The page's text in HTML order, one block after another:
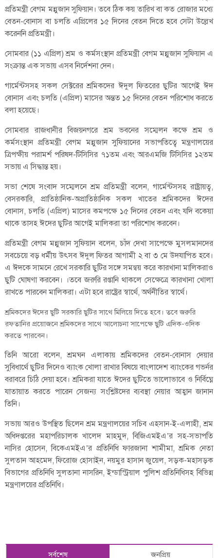
প্রতিমন্ত্রী বেগম মন্নুজান সুফিয়ান। তবে ঠিক কয় তারিখ বা কত রোজার মধ্যে
বেতন-বোনাস বা চলতি এপ্রিলের ১৫ দিনের বেতন দিতে হবে সেটা উল্লেখ
করেননি প্রতিমন্ত্রী।
সোমবার (১১ এপ্রিল) শ্রম ও কর্মসংস্থান প্রতিমন্ত্রী বেগম মন্নুজান সুফিয়ান এ
সংক্রান্ত এক সভায় এসব নির্দেশনা দেন।
গার্মেন্টসসহ সকল সেক্টরের শ্রমিকদের ঈদুল ফিতরের ছুটির আগেই ঈদ
বোনাস এবং চলতি (এপ্রিল) মাসের অন্তত ১৫ দিনের বেতন পরিশোধ করতে
বলা হয়েছে।
সোমবার রাজধানীর বিজয়নগরে শ্রম ভবনের সম্মেলন কক্ষে শ্রম ও
কর্মসংস্থান প্রতিমন্ত্রী বেগম মন্নুজান সুফিয়ানের সভাপতিত্বে মন্ত্রণালয়ের
ত্রিপক্ষীয় পরামর্শ পরিষদ-টিসিসির ৭১তম এবং আরএমজি টিসিসির ১২তম
সভায় এ সিদ্ধান্ত হয়।
সভা শেষে সংবাদ সম্মেলনে শ্রম প্রতিমন্ত্রী বলেন, গার্মেন্টসসহ রাষ্ট্রায়ত্ব,
বেসরকারি, প্রাতিষ্ঠানিক-অপ্রাতিষ্ঠানিক সকল খাতের শ্রমিকদের ঈদের
বোনাস, চলতি (এপ্রিল) মাসের কমপক্ষে ১৫ দিনের বেতন এবং যদি বকেয়া
থাকে তাসহ ঈদের ছুটির আগেই মালিকরা তা পরিশোধ করবেন।
প্রতিমন্ত্রী বেগম মন্নুজান সুফিয়ান বলেন, চাঁদ দেখা সাপেক্ষে মুসলমানদের
সবচেয়ে বড় ধর্মীয় উৎসব ঈদুল ফিতর আগামী ২ বা ৩ মে উদযাপিত হবে।
এ ঈদকে সামনে রেখে সরকারি ছুটির সঙ্গে সমন্বয় করে কারখানা মালিকরাও
ছুটি ঘোষণা করবেন। ।তবে জরুরি রপ্তানি থাকলে সেক্ষেত্রে কারখানা খোলা
রাখতে পারবেন মালিকরা। এটা হবে রাষ্ট্রের স্বার্থে, অর্থনীতির স্বার্থে।
শ্রমিকদের ঈদের ছুটি সরকারি ছুটির সাথে মিলিয়ে দিতে হবে। তবে জরুরি
রফতানির প্রয়োজনে শ্রমিকদের সাথে আলোচনা সাপেক্ষে ছুটি এদিক-ওদিক
করতে পারবেন।
তিনি আরো বলেন, শ্রমঘন এলাকায় শ্রমিকদের বেতন-বোনাস দেয়ার
সুবিধার্থে ছুটির দিনেও ব্যাংক খোলা রাখার বিষয়ে বাংলাদেশ ব্যাংকের গভর্নর
বরাবরে চিঠি দেয়া হবে। শ্রমিকরা যাতে ঈদের ছুটিতে ভালোভাবে ও নির্বিঘ্নে
যাতায়াত করতে পারেন সেজন্য সংশ্লিষ্টদের ব্যবস্থা নেয়ার আহ্বান জানান
তিনি।
সভায় আরও উপস্থিত ছিলেন শ্রম মন্ত্রণালয়ের সচিব এহসান-ই-এলাহী, শ্রম
অধিদপ্তরের মহাপরিচালক খালেদ মাহমুদ, বিজিএমইএ’র সহ-সভাপতি
নাসির হোসেন, বিকেএমইএ’র প্রতিনিধি ফারজানা শামীমা, শ্রমিক নেতা
সুলতান আহমেদ, ফিরোজ হোসাইন, নয়মুর হাসান জুয়েল, সড়ক-মহাসড়ক
বিভাগের প্রতিনিধি সুলতানা নাসরিন, ইন্ডাস্ট্রিয়াল পুলিশ প্রতিনিধিসহ বিভিন্ন
মন্ত্রণালয়ের প্রতিনিধি।
সর্বশেষ জনপ্রিয়